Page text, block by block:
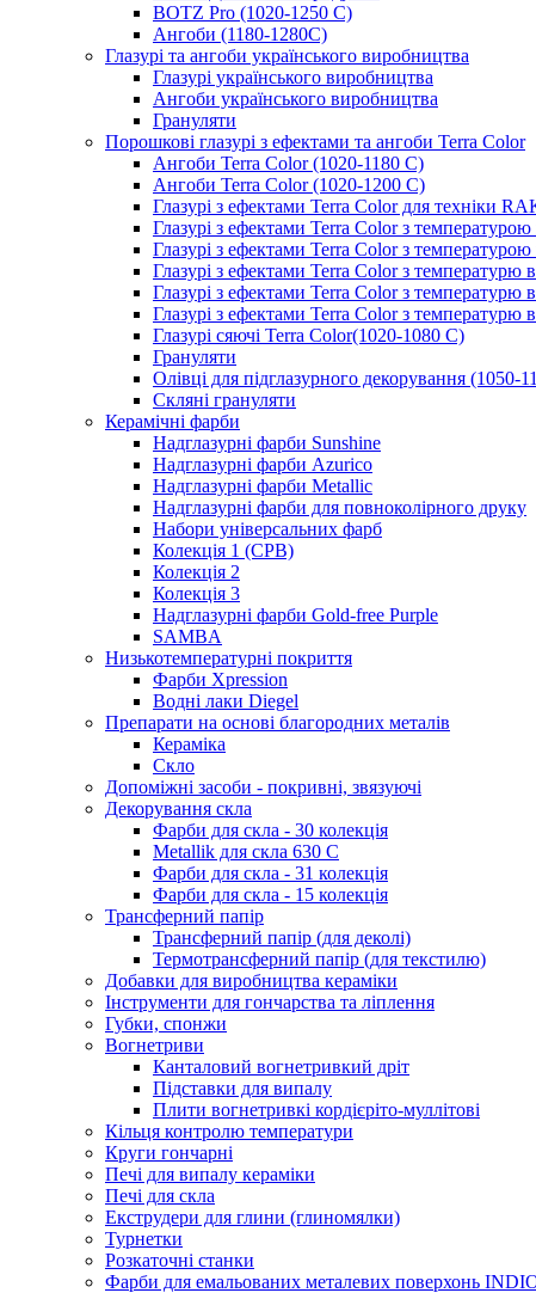
BOTZ Pro (1020-1250 C)
Ангоби (1180-1280С)
Глазурі та ангоби українського виробництва
Глазурі українського виробництва
Ангоби українського виробництва
Грануляти
Порошкові глазурі з ефектами та ангоби Terra Color
Ангоби Terra Color (1020-1180 С)
Ангоби Terra Color (1020-1200 С)
Глазурі з ефектами Terra Color для техніки
Глазурі з ефектами Terra Color з
Глазурі з ефектами Terra Color з
Глазурі з ефектами Terra Color з температурю
Глазурі з ефектами Terra Color з температурю
Глазурі з ефектами Terra Color з температурю
Глазурі сяючі Terra Color(1020-1080 С)
Грануляти
Олівці для підглазурного декорування (1050-
Скляні грануляти
Керамічні фарби
Надглазурні фарби Sunshine
Надглазурні фарби Azurico
Надглазурні фарби Metallic
Надглазурні фарби для повноколірного друку
Набори універсальних фарб
Колекція 1 (CPB)
Колекція 2
Колекція 3
Надглазурні фарби Gold-free Purple
SAMBA
Низькотемпературні покриття
Фарби Xpression
Водні лаки Diegel
Препарати на основі благородних металів
Кераміка
Скло
Допоміжні засоби - покривні, звязуючі
Декорування скла
Фарби для скла - 30 колекція
Metallik для скла 630 С
Фарби для скла - 31 колекція
Фарби для скла - 15 колекція
Трансферний папір
Трансферний папір (для деколі)
Термотрансферний папір (для текстилю)
Добавки для виробництва кераміки
Інструменти для гончарства та ліплення
Губки, спонжи
Вогнетриви
Канталовий вогнетривкий дріт
Підставки для випалу
Плити вогнетривкі кордієріто-муллітові
Кільця контролю температури
Круги гончарні
Печі для випалу кераміки
Печі для скла
Екструдери для глини (глиномялки)
Турнетки
Розкаточні станки
Фарби для емальованих металевих поверхонь